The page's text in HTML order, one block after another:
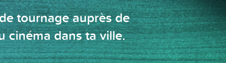
tournage auprès de
cinéma dans ta ville.